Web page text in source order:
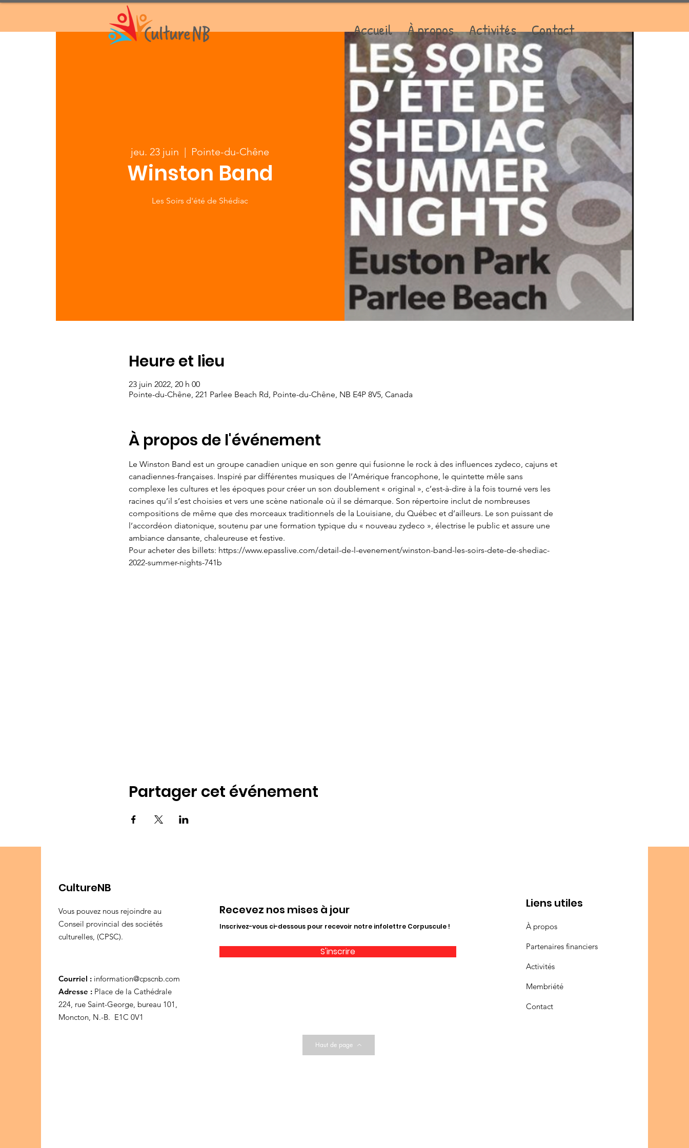
Accueil À propos Activités Contact
jeu. 23 juin
  |
Pointe-du-Chêne
Winston Band
Les Soirs d'été de Shédiac
Heure et lieu
23 juin 2022, 20 h 00
Pointe-du-Chêne, 221 Parlee Beach Rd, Pointe-du-Chêne, NB E4P 8V5, Canada
À propos de l'événement
Le Winston Band est un groupe canadien unique en son genre qui fusionne le rock à des influences zydeco, cajuns et
canadiennes-françaises. Inspiré par différentes musiques de l’Amérique francophone, le quintette mêle sans
complexe les cultures et les époques pour créer un son doublement « original », c’est-à-dire à la fois tourné vers les
racines qu’il s’est choisies et vers une scène nationale où il se démarque. Son répertoire inclut de nombreuses
compositions de même que des morceaux traditionnels de la Louisiane, du Québec et d’ailleurs. Le son puissant de
l’accordéon diatonique, soutenu par une formation typique du « nouveau zydeco », électrise le public et assure une
ambiance dansante, chaleureuse et festive.
Pour acheter des billets: https://www.epasslive.com/detail-de-l-evenement/winston-band-les-soirs-dete-de-shediac-
2022-summer-nights-741b
Partager cet événement
CultureNB
Vous pouvez nous rejoindre au
Conseil provincial des sociétés
culturelles, (CPSC).
Courriel : information@cpscnb.com
Adresse : Place de la Cathédrale
224, rue Saint-George, bureau 101,
Moncton, N.-B. E1C 0V1
Recevez nos mises à jour
Inscrivez-vous ci-dessous pour recevoir notre infolettre Corpuscule !
S'inscrire
Haut de page
Liens utiles
À propos
Partenaires financiers
Activités
Membriété
Contact